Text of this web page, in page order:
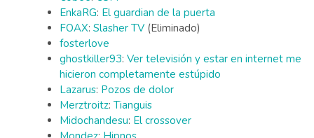
EnkaRG: El guardian de la puerta
FOAX: Slasher TV (Eliminado)
fosterlove
ghostkiller93: Ver televisión y estar en internet me
hicieron completamente estúpido
Lazarus: Pozos de dolor
Merztroitz: Tianguis
Midochandesu: El crossover